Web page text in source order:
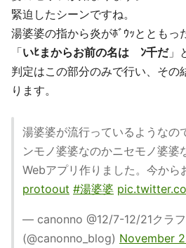
緊迫したシーンですね。
湯婆婆の指から炎がﾎﾞｳｯとともっ
「いﾋまからお前の名は ﾝ千だ」
判定はこの部分のみで行い、その
ります。
湯婆婆が流行っているようなの
ンモノ婆婆なのかニセモノ婆婆
Webアプリ作りました。今から
protoout #湯婆婆
— canonno @12/7-12/21クラ
(@canonno_blog) November